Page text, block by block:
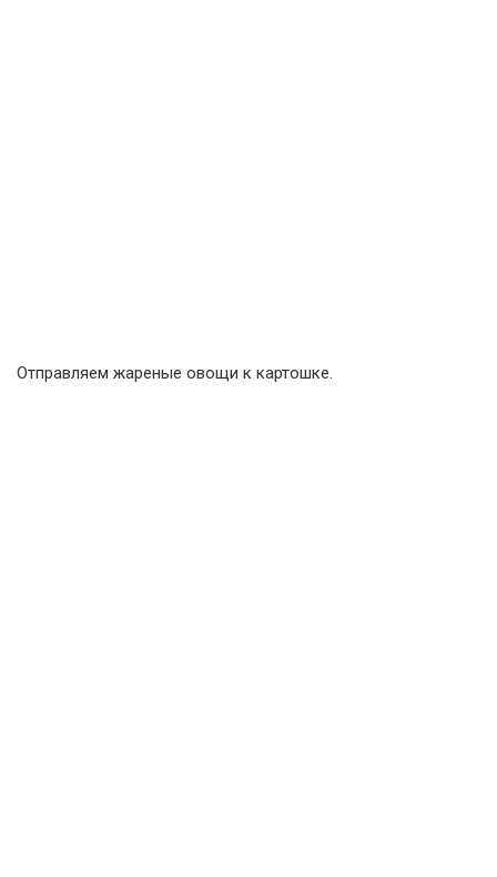
Отправляем жареные овощи к картошке.